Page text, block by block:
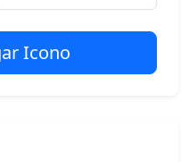
Icono